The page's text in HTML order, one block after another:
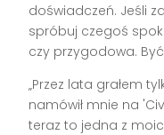
doświadczeń. Jeśli
spróbuj czegoś
czy przygodowa.
„Przez lata grałem
namówił mnie na
teraz to jedna z